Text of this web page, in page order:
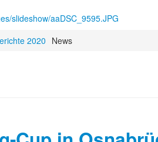
slideshow/aaDSC_9595.JPG
2020 News